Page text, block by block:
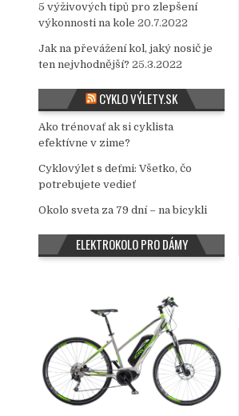
5 výživových tipů pro zlepšení
výkonnosti na kole 20.7.2022
Jak na převážení kol, jaký nosič je
ten nejvhodnější? 25.3.2022
CYKLO VÝLETY.SK
Ako trénovať ak si cyklista
efektívne v zime?
Cyklovýlet s deťmi: Všetko, čo
potrebujete vedieť
Okolo sveta za 79 dní – na bicykli
ELEKTROKOLO PRO DÁMY